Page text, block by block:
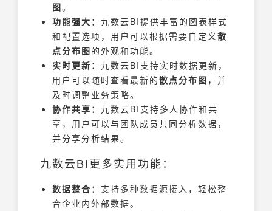
图。
功能强大： 九数云BI提供丰富的图表样式
和配置选项，用户可以根据需要自定义散
点分布图的外观和功能。
实时更新： 九数云BI支持实时数据更新，
用户可以随时查看最新的散点分布图 ，并
及时调整业务策略。
协作共享： 九数云BI支持多人协作和共
享，用户可以与团队成员共同分析数据，
并分享分析结果。
九数云BI更多实用功能：
数据整合： 支持多种数据源接入，轻松整
合企业内外部数据。